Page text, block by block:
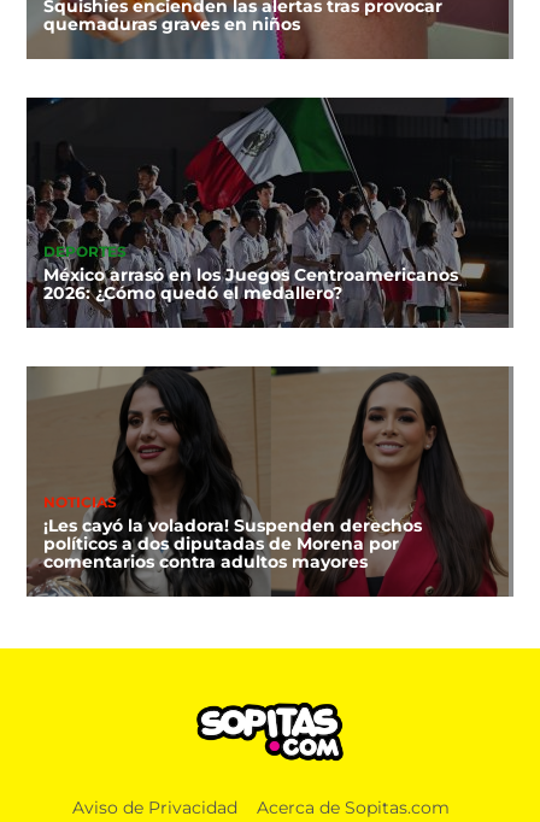
Squishies encienden las alertas tras provocar
quemaduras graves en niños
DEPORTES
México arrasó en los Juegos Centroamericanos
2026: ¿Cómo quedó el medallero?
NOTICIAS
¡Les cayó la voladora! Suspenden derechos
políticos a dos diputadas de Morena por
comentarios contra adultos mayores
FIFA niega que Infantino hizo millonaria a una
Aviso de Privacidad Acerca de Sopitas.com